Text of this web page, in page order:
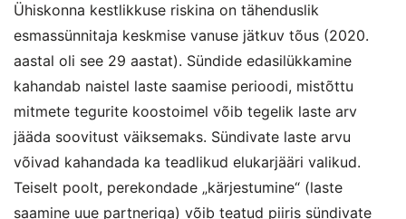
Ühiskonna kestlikkuse riskina on tähenduslik
esmassünnitaja keskmise vanuse jätkuv tõus (2020.
aastal oli see 29 aastat). Sündide edasilükkamine
kahandab naistel laste saamise perioodi, mistõttu
mitmete tegurite koostoimel võib tegelik laste arv
jääda soovitust väiksemaks. Sündivate laste arvu
võivad kahandada ka teadlikud elukarjääri valikud.
Teiselt poolt, perekondade „kärjestumine“ (laste
saamine uue partneriga) võib teatud piiris sündivate